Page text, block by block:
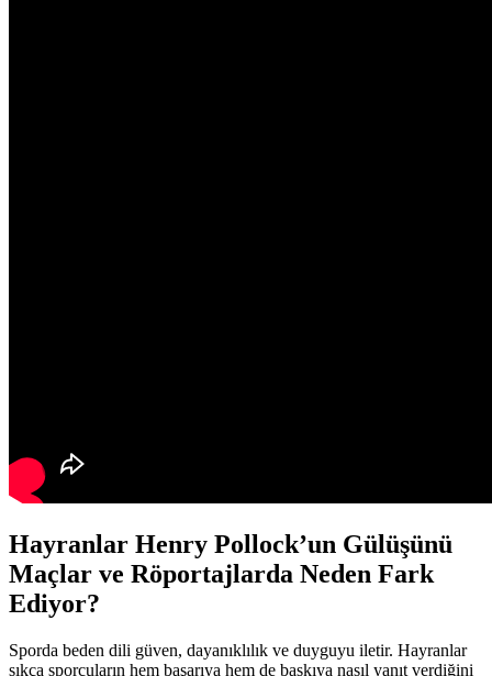
Hayranlar Henry Pollock’un Gülüşünü
Maçlar ve Röportajlarda Neden Fark
Ediyor?
Sporda beden dili güven, dayanıklılık ve duyguyu iletir. Hayranlar
sıkça sporcuların hem başarıya hem de baskıya nasıl yanıt verdiğini